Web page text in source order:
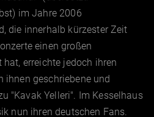
im Jahre 2006
die innerhalb kürzester Zeit
einen großen
erreichte jedoch ihren
ihnen geschriebene und
"Kavak Yelleri". Im Kesselhaus
nun ihren deutschen Fans.